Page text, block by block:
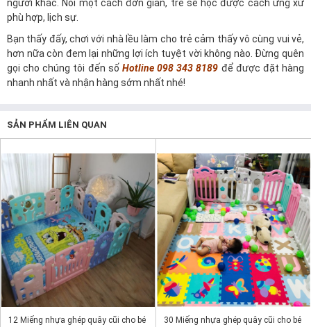
người khác. Nói một cách đơn giản, trẻ sẽ học được cách ứng xử
phù hợp, lịch sự.
Bạn thấy đấy, chơi với nhà lều làm cho trẻ cảm thấy vô cùng vui vẻ,
hơn nữa còn đem lại những lợi ích tuyệt vời không nào. Đừng quên
gọi cho chúng tôi đến số Hotline 098 343 8189 để được đặt hàng
nhanh nhất và nhận hàng sớm nhất nhé!
SẢN PHẨM LIÊN QUAN
12 Miếng nhựa ghép quây cũi cho bé
30 Miếng nhựa ghép quây cũi cho bé